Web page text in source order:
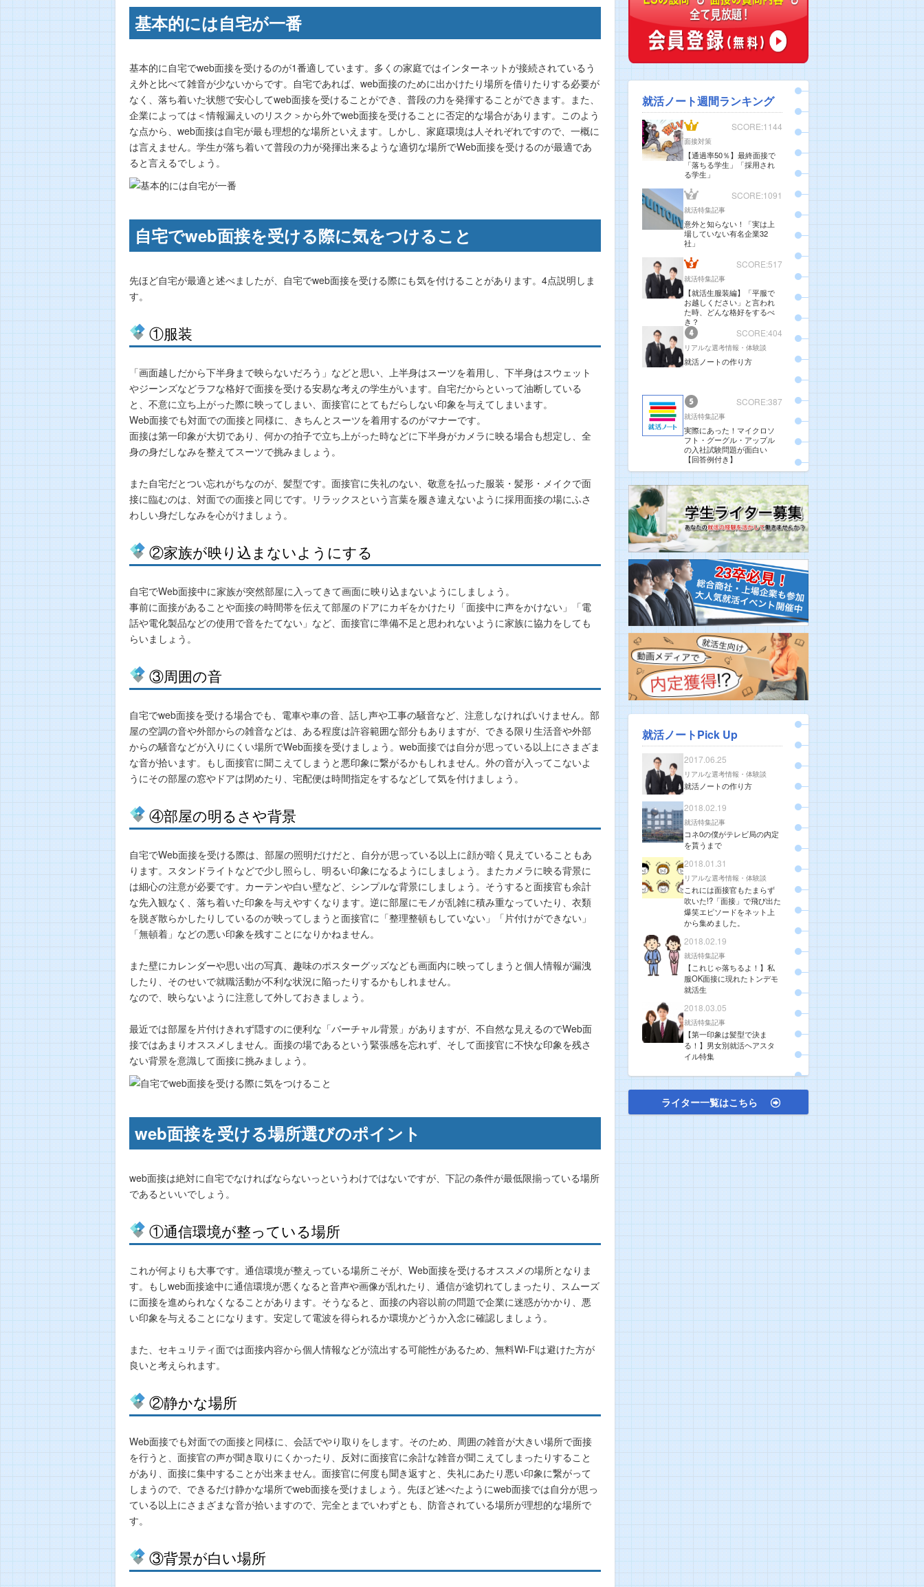
基本的には自宅が一番
基本的に自宅でweb面接を受けるのが1番適しています。多くの家庭ではインターネットが接続されているう
え外と比べて雑音が少ないからです。自宅であれば、web面接のために出かけたり場所を借りたりする必要が
なく、落ち着いた状態で安心してweb面接を受けることができ、普段の力を発揮することができます。また、
企業によっては＜情報漏えいのリスク＞から外でweb面接を受けることに否定的な場合があります。このよう
な点から、web面接は自宅が最も理想的な場所といえます。しかし、家庭環境は人それぞれですので、一概に
は言えません。学生が落ち着いて普段の力が発揮出来るような適切な場所でWeb面接を受けるのが最適であ
ると言えるでしょう。
自宅でweb面接を受ける際に気をつけること
先ほど自宅が最適と述べましたが、自宅でweb面接を受ける際にも気を付けることがあります。4点説明しま
す。
①服装
「画面越しだから下半身まで映らないだろう」などと思い、上半身はスーツを着用し、下半身はスウェット
やジーンズなどラフな格好で面接を受ける安易な考えの学生がいます。自宅だからといって油断している
と、不意に立ち上がった際に映ってしまい、面接官にとてもだらしない印象を与えてしまいます。
Web面接でも対面での面接と同様に、きちんとスーツを着用するのがマナーです。
面接は第一印象が大切であり、何かの拍子で立ち上がった時などに下半身がカメラに映る場合も想定し、全
身の身だしなみを整えてスーツで挑みましょう。
また自宅だとつい忘れがちなのが、髪型です。面接官に失礼のない、敬意を払った服装・髪形・メイクで面
接に臨むのは、対面での面接と同じです。リラックスという言葉を履き違えないように採用面接の場にふさ
わしい身だしなみを心がけましょう。
②家族が映り込まないようにする
自宅でWeb面接中に家族が突然部屋に入ってきて画面に映り込まないようにしましょう。
事前に面接があることや面接の時間帯を伝えて部屋のドアにカギをかけたり「面接中に声をかけない」「電
話や電化製品などの使用で音をたてない」など、面接官に準備不足と思われないように家族に協力をしても
らいましょう。
③周囲の音
自宅でweb面接を受ける場合でも、電車や車の音、話し声や工事の騒音など、注意しなければいけません。部
屋の空調の音や外部からの雑音などは、ある程度は許容範囲な部分もありますが、できる限り生活音や外部
からの騒音などが入りにくい場所でWeb面接を受けましょう。web面接では自分が思っている以上にさまざま
な音が拾います。もし面接官に聞こえてしまうと悪印象に繋がるかもしれません。外の音が入ってこないよ
うにその部屋の窓やドアは閉めたり、宅配便は時間指定をするなどして気を付けましょう。
④部屋の明るさや背景
自宅でWeb面接を受ける際は、部屋の照明だけだと、自分が思っている以上に顔が暗く見えていることもあ
ります。スタンドライトなどで少し照らし、明るい印象になるようにしましょう。またカメラに映る背景に
は細心の注意が必要です。カーテンや白い壁など、シンプルな背景にしましょう。そうすると面接官も余計
な先入観なく、落ち着いた印象を与えやすくなります。逆に部屋にモノが乱雑に積み重なっていたり、衣類
を脱ぎ散らかしたりしているのが映ってしまうと面接官に「整理整頓もしていない」「片付けができない」
「無頓着」などの悪い印象を残すことになりかねません。
また壁にカレンダーや思い出の写真、趣味のポスターグッズなども画面内に映ってしまうと個人情報が漏洩
したり、そのせいで就職活動が不利な状況に陥ったりするかもしれません。
なので、映らないように注意して外しておきましょう。
最近では部屋を片付けきれず隠すのに便利な「バーチャル背景」がありますが、不自然な見えるのでWeb面
接ではあまりオススメしません。面接の場であるという緊張感を忘れず、そして面接官に不快な印象を残さ
ない背景を意識して面接に挑みましょう。
web面接を受ける場所選びのポイント
web面接は絶対に自宅でなければならないっというわけではないですが、下記の条件が最低限揃っている場所
であるといいでしょう。
①通信環境が整っている場所
これが何よりも大事です。通信環境が整えっている場所こそが、Web面接を受けるオススメの場所となりま
す。もしweb面接途中に通信環境が悪くなると音声や画像が乱れたり、通信が途切れてしまったり、スムーズ
に面接を進められなくなることがあります。そうなると、面接の内容以前の問題で企業に迷惑がかかり、悪
い印象を与えることになります。安定して電波を得られるか環境かどうか入念に確認しましょう。
また、セキュリティ面では面接内容から個人情報などが流出する可能性があるため、無料Wi-Fiは避けた方が
良いと考えられます。
②静かな場所
Web面接でも対面での面接と同様に、会話でやり取りをします。そのため、周囲の雑音が大きい場所で面接
を行うと、面接官の声が聞き取りにくかったり、反対に面接官に余計な雑音が聞こえてしまったりすること
があり、面接に集中することが出来ません。面接官に何度も聞き返すと、失礼にあたり悪い印象に繋がって
しまうので、できるだけ静かな場所でweb面接を受けましょう。先ほど述べたようにweb面接では自分が思っ
ている以上にさまざまな音が拾いますので、完全とまでいわずとも、防音されている場所が理想的な場所で
す。
③背景が白い場所
就活ノート週間ランキング
SCORE:1144
面接対策
【通過率50％】最終面接で
「落ちる学生」「採用され
る学生」
SCORE:1091
就活特集記事
意外と知らない！「実は上
場していない有名企業32
社」
SCORE:517
就活特集記事
【就活生服装編】「平服で
お越しください」と言われ
た時、どんな格好をするべ
き？
SCORE:404
リアルな選考情報・体験談
就活ノートの作り方
SCORE:387
就活特集記事
実際にあった！マイクロソ
フト・グーグル・アップル
の入社試験問題が面白い
【回答例付き】
就活ノートPick Up
2017.06.25
リアルな選考情報・体験談
就活ノートの作り方
2018.02.19
就活特集記事
コネ0の僕がテレビ局の内定
を貰うまで
2018.01.31
リアルな選考情報・体験談
これには面接官もたまらず
吹いた!?「面接」で飛び出た
爆笑エピソードをネット上
から集めました。
2018.02.19
就活特集記事
【これじゃ落ちるよ！】私
服OK面接に現れたトンデモ
就活生
2018.03.05
就活特集記事
【第一印象は髪型で決ま
る！】男女別就活ヘアスタ
イル特集
ライター一覧はこちら